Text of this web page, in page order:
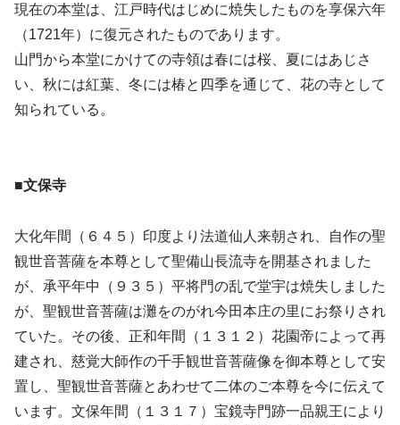
現在の本堂は、江戸時代はじめに焼失したものを享保六年
（1721年）に復元されたものであります。
山門から本堂にかけての寺領は春には桜、夏にはあじさ
い、秋には紅葉、冬には椿と四季を通じて、花の寺として
知られている。
■文保寺
大化年間（６４５）印度より法道仙人来朝され、自作の聖
観世音菩薩を本尊として聖備山長流寺を開基されました
が、承平年中（９３５）平将門の乱で堂宇は焼失しました
が、聖観世音菩薩は灘をのがれ今田本庄の里にお祭りされ
ていた。その後、正和年間（１３１２）花園帝によって再
建され、慈覚大師作の千手観世音菩薩像を御本尊として安
置し、聖観世音菩薩とあわせて二体のご本尊を今に伝えて
います。文保年間（１３１７）宝鏡寺門跡一品親王により